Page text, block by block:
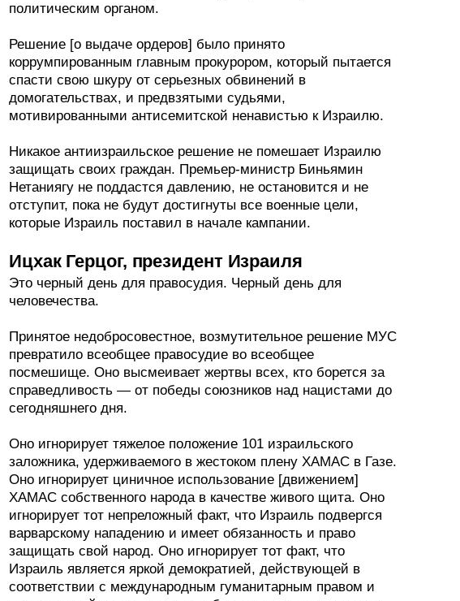
политическим органом.
Решение [о выдаче ордеров] было принято
коррумпированным главным прокурором, который пытается
спасти свою шкуру от серьезных обвинений в
домогательствах, и предвзятыми судьями,
мотивированными антисемитской ненавистью к Израилю.
Никакое антиизраильское решение не помешает Израилю
защищать своих граждан. Премьер-министр Биньямин
Нетаниягу не поддастся давлению, не остановится и не
отступит, пока не будут достигнуты все военные цели,
которые Израиль поставил в начале кампании.
Ицхак Герцог, президент Израиля
Это черный день для правосудия. Черный день для
человечества.
Принятое недобросовестное, возмутительное решение МУС
превратило всеобщее правосудие во всеобщее
посмешище. Оно высмеивает жертвы всех, кто борется за
справедливость — от победы союзников над нацистами до
сегодняшнего дня.
Оно игнорирует тяжелое положение 101 израильского
заложника, удерживаемого в жестоком плену ХАМАС в Газе.
Оно игнорирует циничное использование [движением]
ХАМАС собственного народа в качестве живого щита. Оно
игнорирует тот непреложный факт, что Израиль подвергся
варварскому нападению и имеет обязанность и право
защищать свой народ. Оно игнорирует тот факт, что
Израиль является яркой демократией, действующей в
соответствии с международным гуманитарным правом и